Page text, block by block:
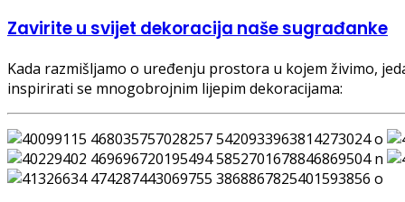
Zavirite u svijet dekoracija naše sugrađanke
Kada razmišljamo o uređenju prostora u kojem živimo,
inspirirati se mnogobrojnim lijepim dekoracijama: